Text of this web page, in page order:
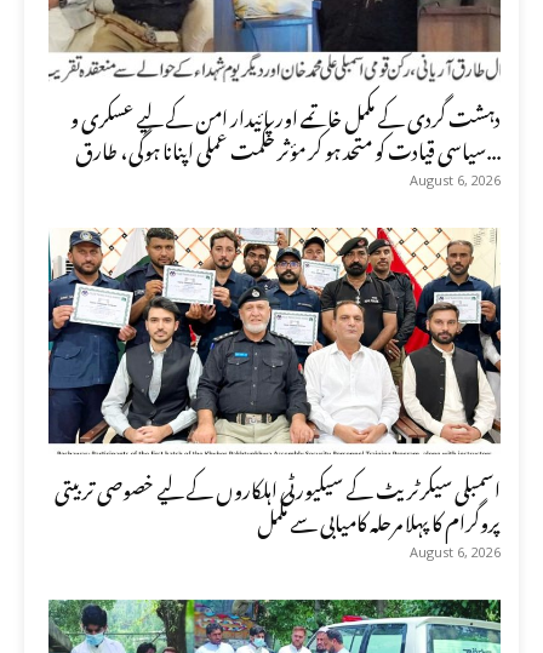
دہشت گردی کے مکمل خاتمے اور پائیدار امن کے لیے عسکری و
سیاسی قیادت کو متحد ہو کر مؤثر حکمت عملی اپنانا ہوگی، طارق...
August 6, 2026
اسمبلی سیکرٹریٹ کے سیکیورٹی اہلکاروں کے لیے خصوصی تربیتی
پروگرام کا پہلا مرحلہ کامیابی سے مکمل
August 6, 2026